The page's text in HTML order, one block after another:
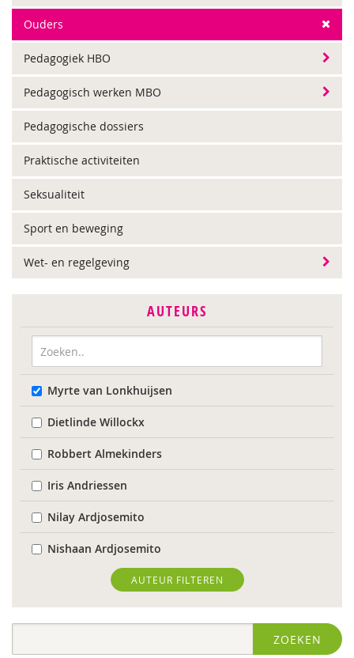
Ouders
Pedagogiek HBO
Pedagogisch werken MBO
Pedagogische dossiers
Praktische activiteiten
Seksualiteit
Sport en beweging
Wet- en regelgeving
AUTEURS
Myrte van Lonkhuijsen
Dietlinde Willockx
Robbert Almekinders
Iris Andriessen
Nilay Ardjosemito
Nishaan Ardjosemito
Siela Ardjosemito-Jethoe
Nicole van Asten
AUTEUR FILTEREN
ZOEKEN